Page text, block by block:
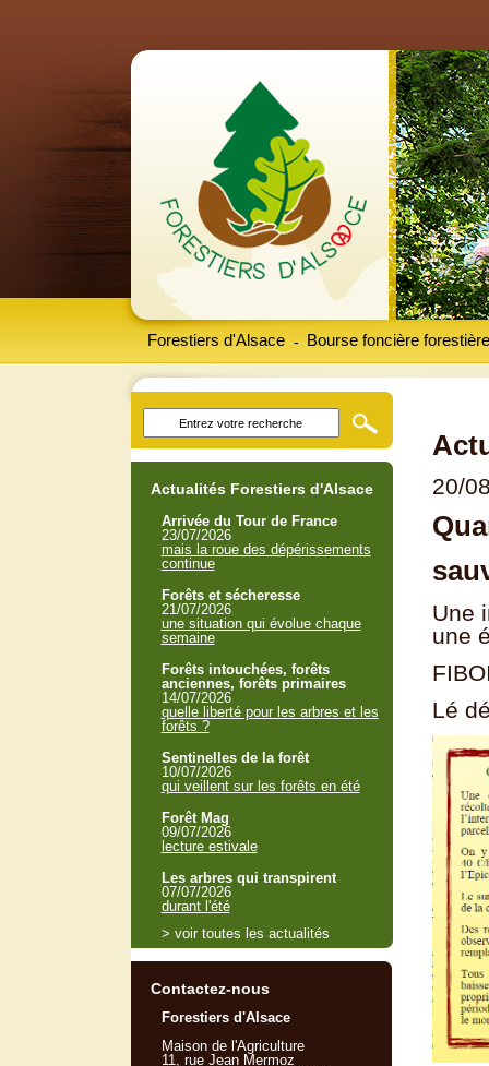
Forestiers d'Alsace Bourse foncière forestière
-
20/
Une
une
Lé
Actualités Forestiers d'Alsace
Arrivée du Tour de France
23/07/2026
mais la roue des dépérissements
continue
Forêts et sécheresse
21/07/2026
une situation qui évolue chaque
semaine
Forêts intouchées, forêts
anciennes, forêts primaires
14/07/2026
quelle liberté pour les arbres et les
forêts ?
Sentinelles de la forêt
10/07/2026
qui veillent sur les forêts en été
Forêt Mag
09/07/2026
lecture estivale
Les arbres qui transpirent
07/07/2026
durant l'été
> voir toutes les actualités
Contactez-nous
Forestiers d'Alsace
Maison de l'Agriculture
11, rue Jean Mermoz